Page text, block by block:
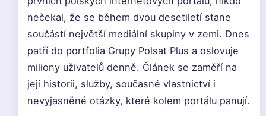
nečekal, že se během dvou desetiletí stane
součástí největší mediální skupiny v zemi. Dnes
patří do portfolia Grupy Polsat Plus a oslovuje
miliony uživatelů denně. Článek se zaměří na
její historii, služby, současné vlastnictví i
nevyjasněné otázky, které kolem portálu panují.